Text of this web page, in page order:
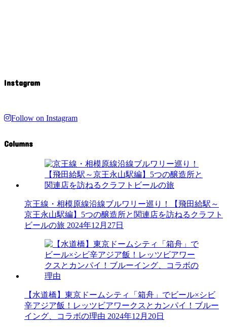
Instagram
Follow on Instagram
Columns
京王線・相模原線沿線ブルワリー巡り！【飛田給駅～
京王永山駅編】5つの醸造所と関連店を訪ねるクラフト
ビールの旅 2024年12月27日
【水道橋】東京ドームシティ「箱舟」でビール×シビ
辛アジア飯！レッツビアワークスとカンパイ！ブルー
イング、コラボの理由 2024年12月20日